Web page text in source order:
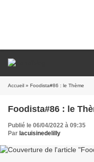
Accueil » Foodista#86 : le Thème
Foodista#86 : le
Publié le 06/04/2022 à 09:35
Par lacuisinedelilly